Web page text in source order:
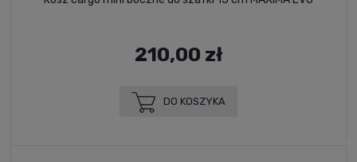
210,00 zł
DO KOSZYKA